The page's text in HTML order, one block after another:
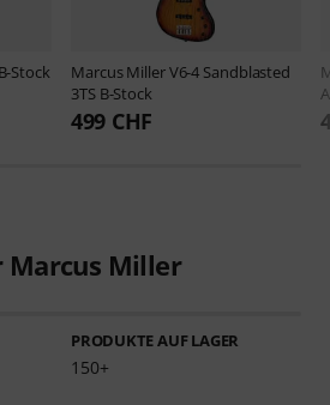
Stock Marcus MillerV6-4 Sandblasted
3TS B-Stock
499 CHF
Marcus Miller
PRODUKTE AUF LAGER
150+